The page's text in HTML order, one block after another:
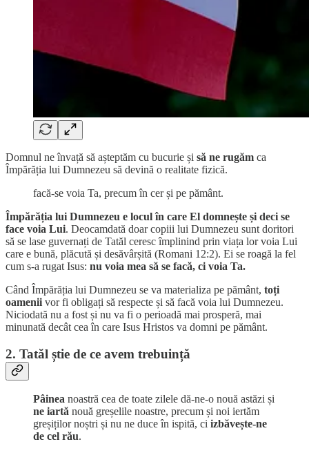
Domnul ne învață să așteptăm cu bucurie și să ne rugăm ca
Împărăția lui Dumnezeu să devină o realitate fizică.
facă-se voia Ta, precum în cer și pe pământ.
Împărăția lui Dumnezeu e locul în care El domnește și deci se
face voia Lui. Deocamdată doar copiii lui Dumnezeu sunt doritori
să se lase guvernați de Tatăl ceresc împlinind prin viața lor voia Lui
care e bună, plăcută și desăvârșită (Romani 12:2). Ei se roagă la fel
cum s-a rugat Isus: nu voia mea să se facă, ci voia Ta.
Când Împărăția lui Dumnezeu se va materializa pe pământ, toți
oamenii vor fi obligați să respecte și să facă voia lui Dumnezeu.
Niciodată nu a fost și nu va fi o perioadă mai prosperă, mai
minunată decât cea în care Isus Hristos va domni pe pământ.
2. Tatăl știe de ce avem trebuință
Pâinea noastră cea de toate zilele dă-ne-o nouă astăzi și
ne iartă nouă greșelile noastre, precum și noi iertăm
greșiților noștri și nu ne duce în ispită, ci izbăvește-ne
de cel rău.